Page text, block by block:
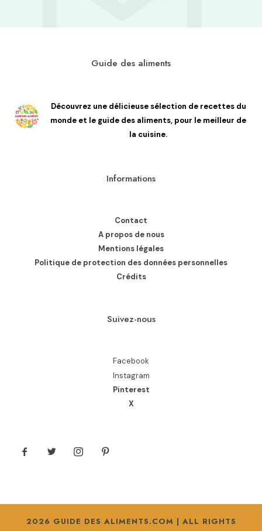
Guide des aliments
Découvrez une délicieuse sélection de recettes du
monde et le guide des aliments, pour le meilleur de
la cuisine.
Informations
Contact
A propos de nous
Mentions légales
Politique de protection des données personnelles
Crédits
Suivez-nous
Facebook
Instagram
Pinterest
X
2026 GUIDE DES ALIMENTS.COM | ALL RIGHTS